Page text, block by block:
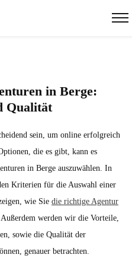
in Berge:
Qualität
sein, um online erfolgreich
die es gibt, kann es
in Berge auszuwählen. In
Kriterien für die Auswahl einer
wie Sie die richtige Agentur
werden wir die Vorteile,
sowie die Qualität der
genauer betrachten.